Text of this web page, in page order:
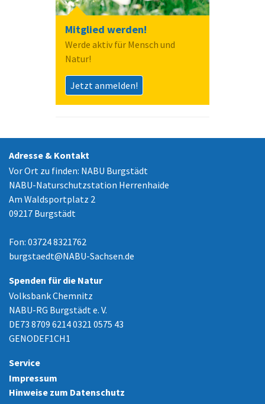
Mitglied werden!
Werde aktiv für Mensch und
Natur!
Jetzt anmelden!
Adresse & Kontakt
Vor Ort zu finden: NABU Burgstädt
NABU-Naturschutzstation Herrenhaide
Am Waldsportplatz 2
09217 Burgstädt
Fon: 03724 8321762
burgstaedt@NABU-Sachsen.de
Spenden für die Natur
Volksbank Chemnitz
NABU-RG Burgstädt e. V.
DE73 8709 6214 0321 0575 43
GENODEF1CH1
Service
Impressum
Hinweise zum Datenschutz